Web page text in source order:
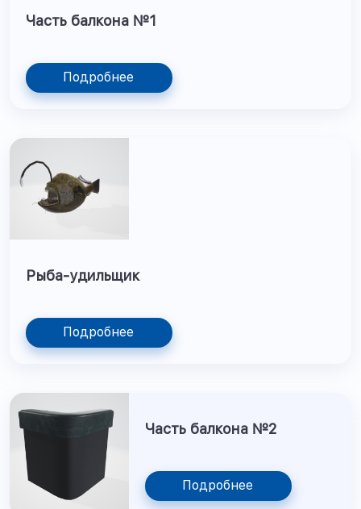
Часть балкона №1
Подробнее
Рыба-удильщик
Подробнее
Часть балкона №2
Подробнее